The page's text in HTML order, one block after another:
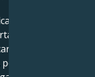
Velhos medos,
auto-
insistindo
parecer